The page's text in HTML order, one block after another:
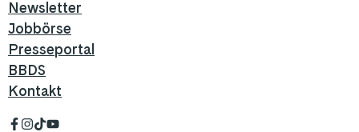
Newsletter
Jobbörse
Presseportal
BBDS
Kontakt